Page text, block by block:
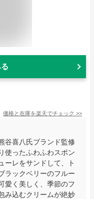
価格と在庫を楽天でチェック >>
谷喜八氏ブランド監修
使ったふわふわスポン
ーレをサンドして、ト
ラックベリーのフルー
愛く美しく、季節のフ
み込むクリームが絶妙